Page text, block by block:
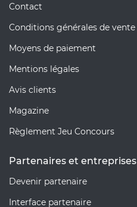
Contact
Conditions générales de vente
Moyens de paiement
Mentions légales
Avis clients
Magazine
Règlement Jeu Concours
Partenaires et entreprises
Devenir partenaire
Interface partenaire